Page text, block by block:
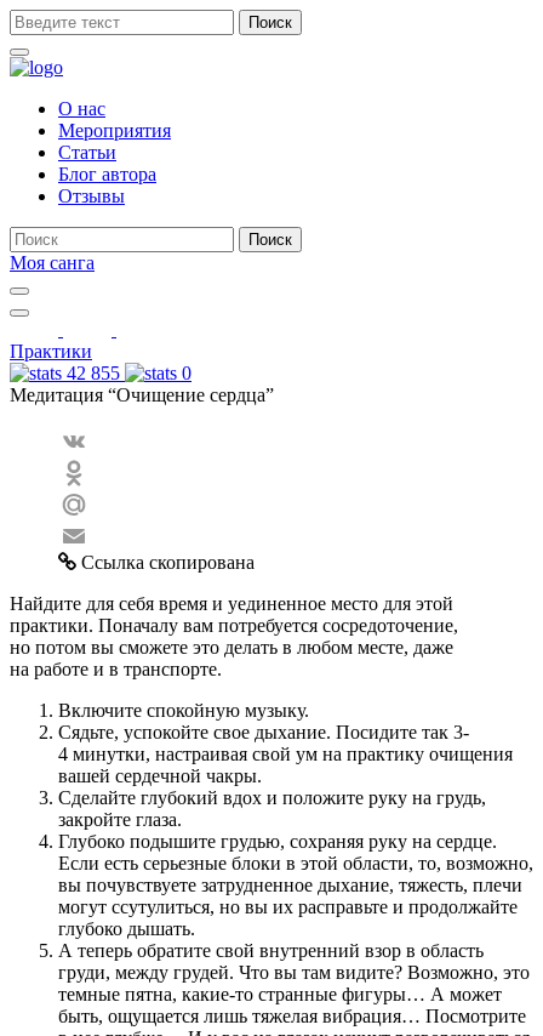
Поиск
О нас
Мероприятия
Статьи
Блог автора
Отзывы
Поиск
Моя санга
Toggle
navigation
Show
search
form
Практики
42 855
0
Медитация “Очищение сердца”
VK
Odnoklassniki
Mail.Ru
Email
Ссылка скопирована
Найдите для себя время и уединенное место для этой
практики. Поначалу вам потребуется сосредоточение,
но потом вы сможете это делать в любом месте, даже
на работе и в транспорте.
Включите спокойную музыку.
Сядьте, успокойте свое дыхание. Посидите так 3-
4 минутки, настраивая свой ум на практику очищения
вашей сердечной чакры.
Сделайте глубокий вдох и положите руку на грудь,
закройте глаза.
Глубоко подышите грудью, сохраняя руку на сердце.
Если есть серьезные блоки в этой области, то, возможно,
вы почувствуете затрудненное дыхание, тяжесть, плечи
могут ссутулиться, но вы их расправьте и продолжайте
глубоко дышать.
А теперь обратите свой внутренний взор в область
груди, между грудей. Что вы там видите? Возможно, это
темные пятна, какие-то странные фигуры… А может
быть, ощущается лишь тяжелая вибрация… Посмотрите